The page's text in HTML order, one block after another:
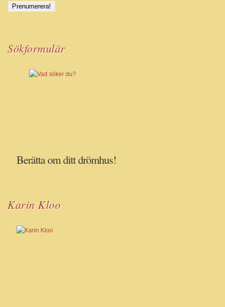
Sökformulär
Berätta om ditt drömhus!
Karin Kloo